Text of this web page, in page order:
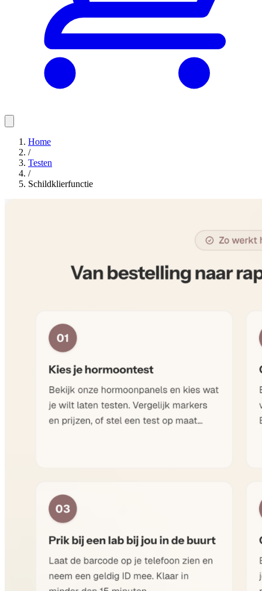
Home
/
Testen
/
Schildklierfunctie